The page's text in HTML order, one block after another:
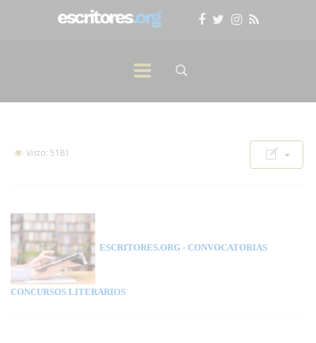
Visto: 5181
ESCRITORES.ORG - CONVOCATORIAS
CONCURSOS LITERARIOS